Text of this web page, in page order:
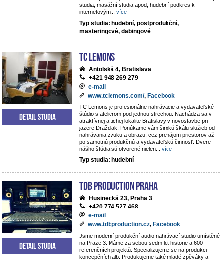
studia, masážní studia apod, hudební podkres k
internetovým
více
Typ studia: hudební, postprodukční,
masteringové, dabingové
TC Lemons
Antolská 4, Bratislava
+421 948 269 279
e-mail
www.tclemons.com/, Facebook
TC Lemons je profesionálne nahrávacie a vydavateľské
štúdio s ateliérom pod jednou strechou. Nachádza sa v
atraktívnej a tichej lokalite Bratislavy v novostavbe pri
jazere Draždiak. Ponúkame vám širokú škálu služieb od
nahrávania zvuku a obrazu, cez prenájom priestorov až
po samotnú produkčnú a vydavateľskú činnosť. Dvere
nášho štúdia sú otvorené nielen
více
Typ studia: hudební
Detail studia
TdB Production Praha
Husinecká 23, Praha 3
+420 774 527 468
e-mail
www.tdbproduction.cz, Facebook
Jsme moderní produkční audio nahrávací studio umístěné
na Praze 3. Máme za sebou sedm let historie a 600
referenčních projektů. Specializujeme se na produkci
koncepčních alb. Produkujeme také mladé zpěváky a
Detail studia